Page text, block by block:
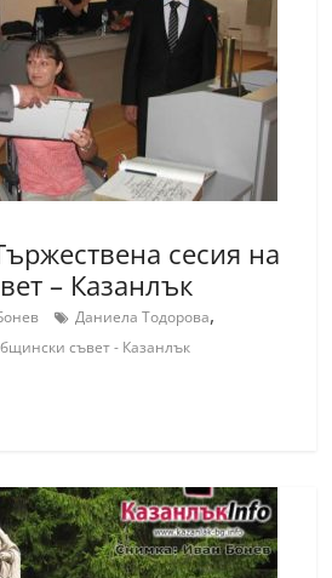
сесия на
– Казанлък
Даниела Тодорова,
съвет - Казанлък